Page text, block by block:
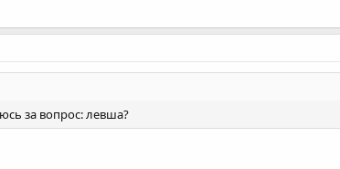
за вопрос: левша?